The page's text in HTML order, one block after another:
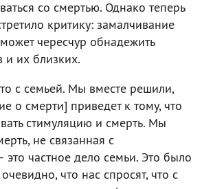
со смертью. Однако теперь
критику: замалчивание
чересчур обнадежить
и их близких.
с семьей. Мы вместе решили,
о смерти] приведет к тому, что
стимуляцию и смерть. Мы
не связанная с
частное дело семьи. Это было
что нас спросят, что с